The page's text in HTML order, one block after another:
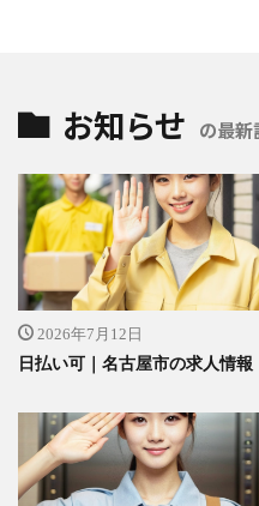
お知らせ の最新
2026年7月12日
日払い可｜名古屋市の求人情報